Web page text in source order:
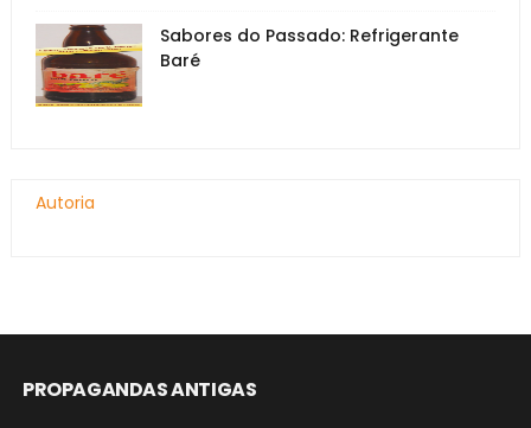
Sabores do Passado: Refrigerante
Baré
Autoria
PROPAGANDAS ANTIGAS